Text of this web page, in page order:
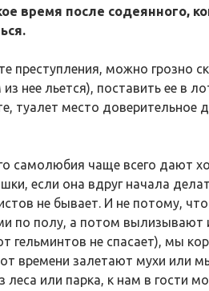
время после содеянного,
преступления, можно грозно
нее льется), поставить ее в
туалет место доверительное
самолюбия чаще всего дают
если она вдруг начала
не бывает. И не потому,
по полу, а потом вылизывают
гельминтов не спасает), мы
времени залетают мухи или
или парка, к нам в гости